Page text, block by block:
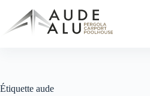
contenu
Étiquette aude